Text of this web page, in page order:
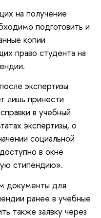
на получение
подготовить и
копии
право студента на
экспертизы
лишь принести
в учебный
экспертизы, о
социальной
в окне
стипендию».
документы для
ранее в учебные
также заявку через